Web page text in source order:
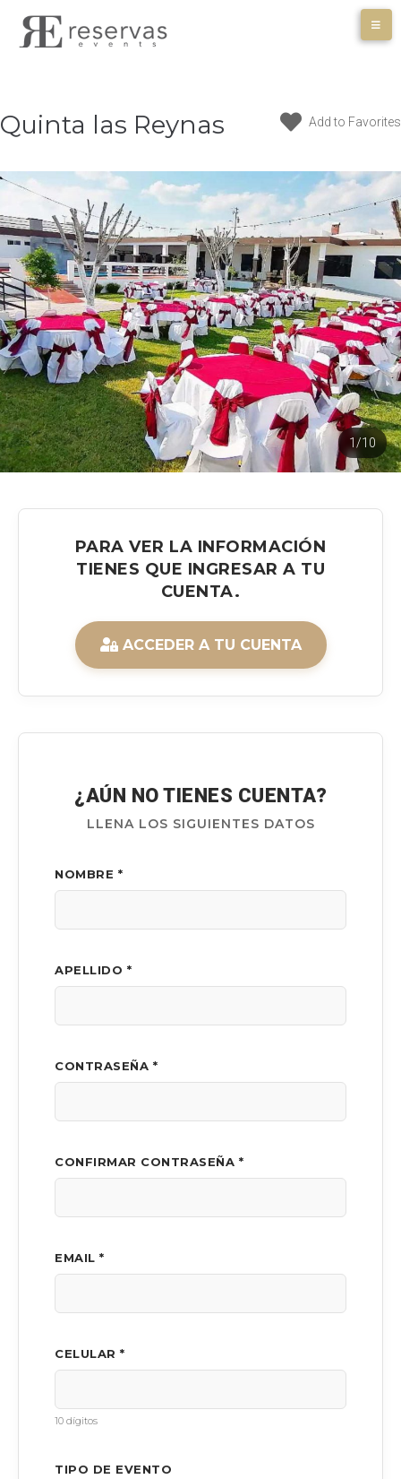
Quinta las Reynas Add to Favorites
1/10
PARA VER LA INFORMACIÓN
TIENES QUE INGRESAR A TU
CUENTA.
ACCEDER A TU CUENTA
¿AÚN NO TIENES CUENTA?
LLENA LOS SIGUIENTES DATOS
NOMBRE *
APELLIDO *
CONTRASEÑA *
CONFIRMAR CONTRASEÑA *
EMAIL *
CELULAR *
10 dígitos
TIPO DE EVENTO